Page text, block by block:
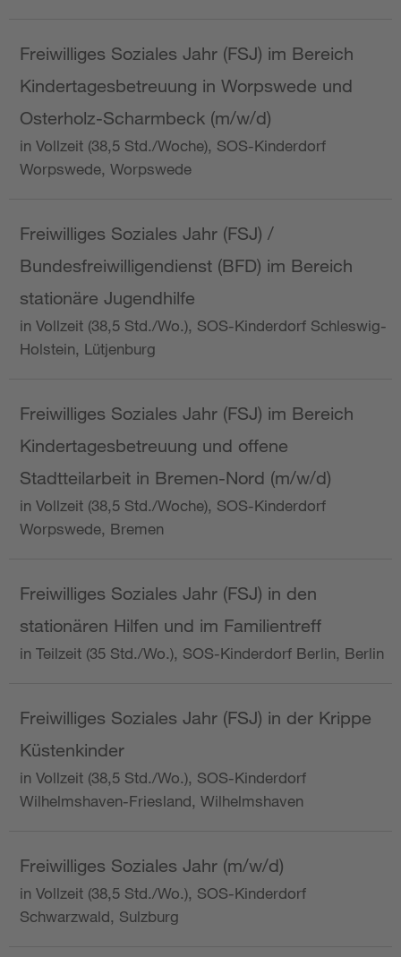
Freiwilliges Soziales Jahr (FSJ) im Bereich
Kindertagesbetreuung in Worpswede und
Osterholz-Scharmbeck (m/w/d)
in Vollzeit (38,5 Std./Woche), SOS-Kinderdorf
Worpswede, Worpswede
Freiwilliges Soziales Jahr (FSJ) /
Bundesfreiwilligendienst (BFD) im Bereich
stationäre Jugendhilfe
in Vollzeit (38,5 Std./Wo.), SOS-Kinderdorf Schleswig-
Holstein, Lütjenburg
Freiwilliges Soziales Jahr (FSJ) im Bereich
Kindertagesbetreuung und offene
Stadtteilarbeit in Bremen-Nord (m/w/d)
in Vollzeit (38,5 Std./Woche), SOS-Kinderdorf
Worpswede, Bremen
Freiwilliges Soziales Jahr (FSJ) in den
stationären Hilfen und im Familientreff
in Teilzeit (35 Std./Wo.), SOS-Kinderdorf Berlin, Berlin
Freiwilliges Soziales Jahr (FSJ) in der Krippe
Küstenkinder
in Vollzeit (38,5 Std./Wo.), SOS-Kinderdorf
Wilhelmshaven-Friesland, Wilhelmshaven
Freiwilliges Soziales Jahr (m/w/d)
in Vollzeit (38,5 Std./Wo.), SOS-Kinderdorf
Schwarzwald, Sulzburg